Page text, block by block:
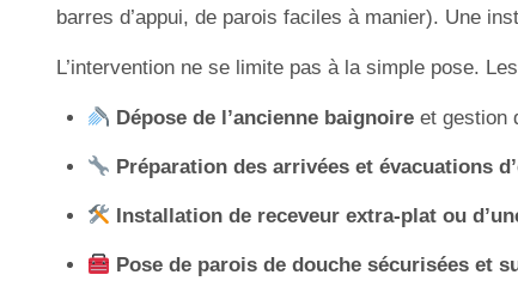
barres d’appui, de parois faciles à manier). Une
L’intervention ne se limite pas à la simple pose.
Dépose de l’ancienne baignoireet gestion
Préparation des arrivées et évacuations
Installation de receveur extra-plat ou
Pose de parois de douche sécurisées et